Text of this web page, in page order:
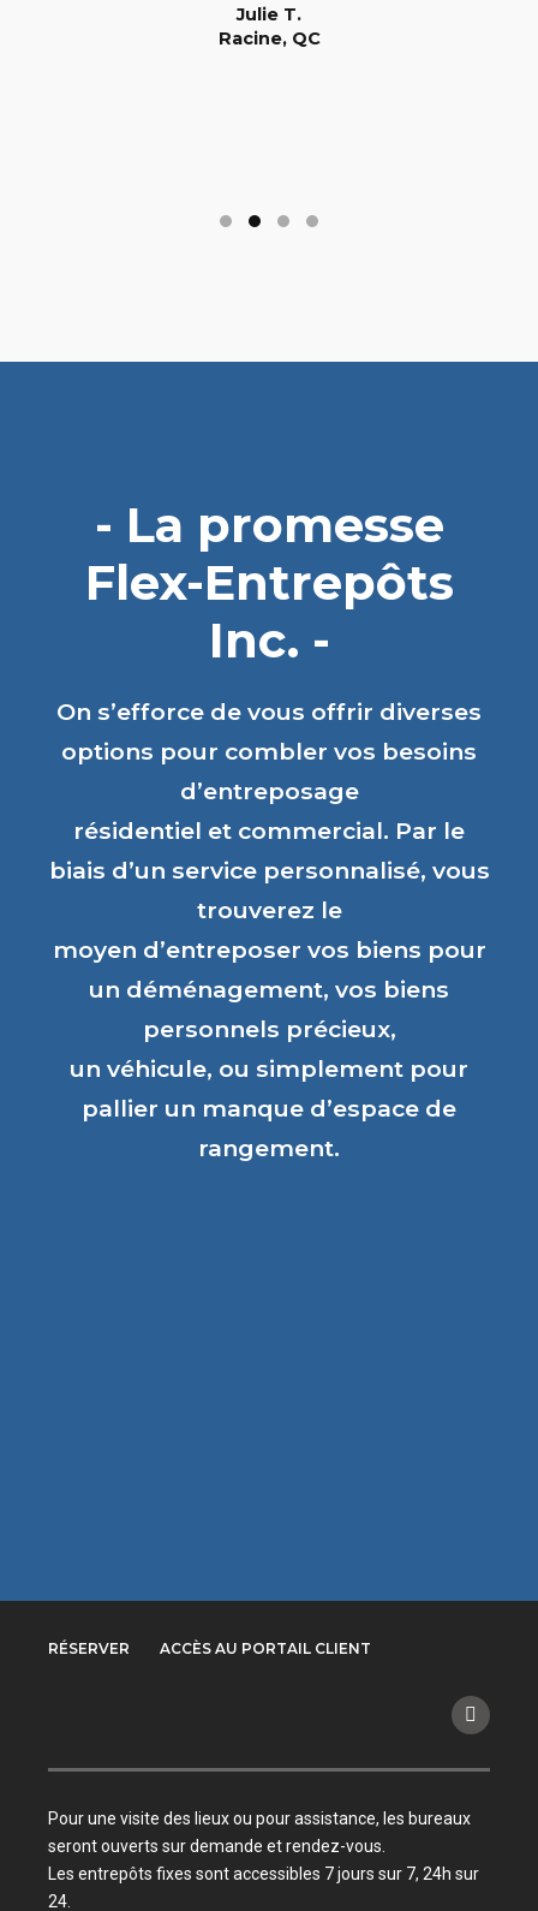
Julie T.
Racine, QC
- La promesse
Flex-Entrepôts
Inc. -
On s’efforce de vous offrir diverses
options pour combler vos besoins
d’entreposage
résidentiel et commercial. Par le
biais d’un service personnalisé, vous
trouverez le
moyen d’entreposer vos biens pour
un déménagement, vos biens
personnels précieux,
un véhicule, ou simplement pour
pallier un manque d’espace de
rangement.
RÉSERVER ACCÈS AU PORTAIL CLIENT
Pour une visite des lieux ou pour assistance, les bureaux
seront ouverts sur demande et rendez-vous.
Les entrepôts fixes sont accessibles 7 jours sur 7, 24h sur
24.